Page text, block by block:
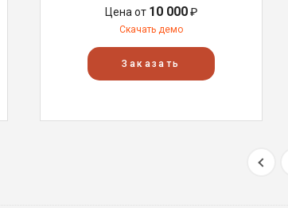
Цена от 10 000₽
Скачать демо
Заказать